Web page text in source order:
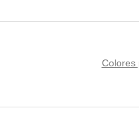
Next
Colores